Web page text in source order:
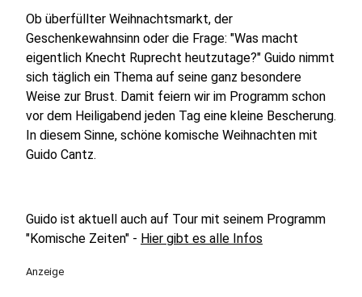
Ob überfüllter Weihnachtsmarkt, der
Geschenkewahnsinn oder die Frage: "Was macht
eigentlich Knecht Ruprecht heutzutage?" Guido nimmt
sich täglich ein Thema auf seine ganz besondere
Weise zur Brust. Damit feiern wir im Programm schon
vor dem Heiligabend jeden Tag eine kleine Bescherung.
In diesem Sinne, schöne komische Weihnachten mit
Guido Cantz.
Guido ist aktuell auch auf Tour mit seinem Programm
"Komische Zeiten" - Hier gibt es alle Infos
Anzeige